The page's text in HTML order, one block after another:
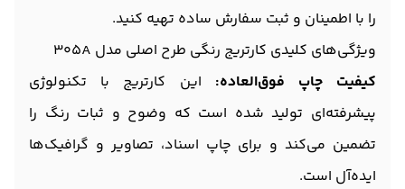
را با اطمینان و ثبت سفارش ساده تهیه کنید.
ویژگی‌های کلیدی کارتریج رنگی طرح اصلی مدل 305A
کیفیت چاپ فوق‌العاده: این کارتریج با تکنولوژی
پیشرفته‌ای تولید شده است که وضوح و ثبات رنگ را
تضمین می‌کند و برای چاپ اسناد، تصاویر و گرافیک‌ها
ایده‌آل است.